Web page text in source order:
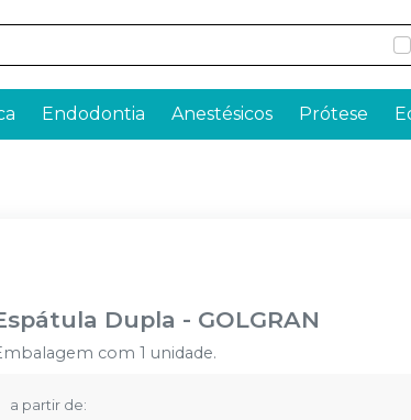
Endodontia Anestésicos Prótese
Dupla - GOLGRAN
com 1 unidade.
a partir de: